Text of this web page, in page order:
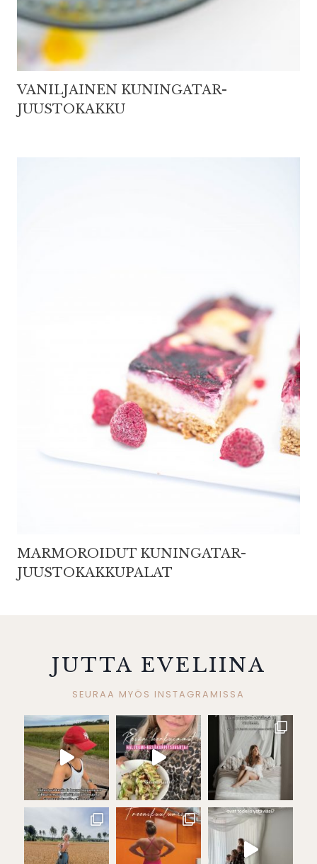
VANILJAINEN KUNINGATAR-
JUUSTOKAKKU
MARMOROIDUT KUNINGATAR-
JUUSTOKAKKUPALAT
JUTTA EVELIINA
SEURAA MYÖS INSTAGRAMISSA